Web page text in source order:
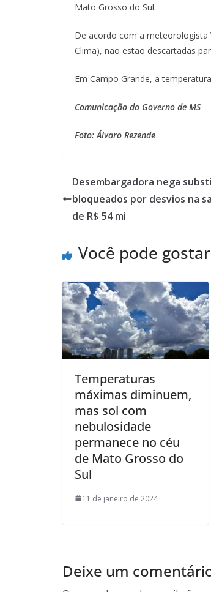
Mato Grosso do Sul.
De acordo com a meteorologista
Clima), não estão descartadas
Em Campo Grande, a
Comunicação do Governo de MS
Foto: Álvaro Rezende
Desembargadora nega
bloqueados por desvios na
de R$ 54 mi
Você pode
Temperaturas
máximas diminuem,
mas sol com
nebulosidade
permanece no céu
de Mato Grosso do
Sul
11 de janeiro de 2024
Deixe um